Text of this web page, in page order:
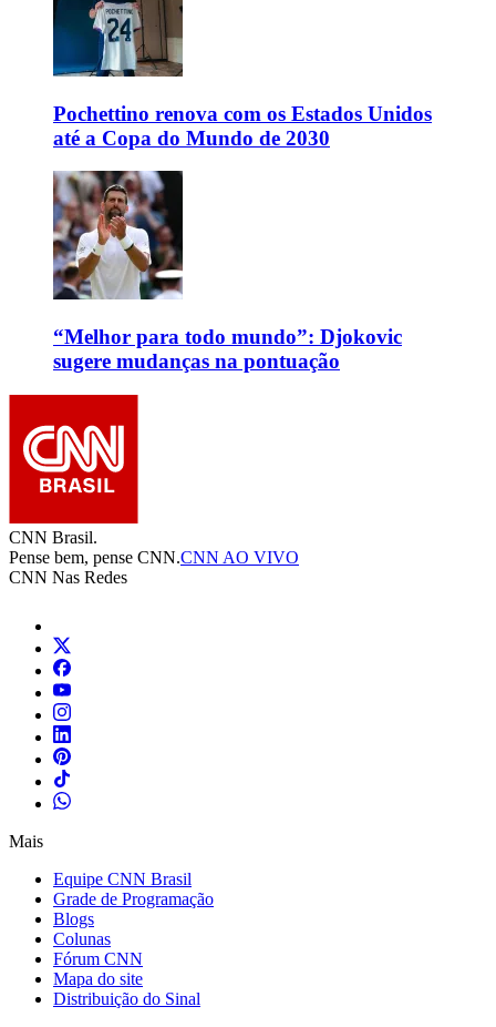
Pochettino renova com os Estados Unidos
até a Copa do Mundo de 2030
“Melhor para todo mundo”: Djokovic
sugere mudanças na pontuação
CNN Brasil.
Pense bem, pense CNN.CNN AO VIVO
CNN Nas Redes
Mais
Equipe CNN Brasil
Grade de Programação
Blogs
Colunas
Fórum CNN
Mapa do site
Distribuição do Sinal